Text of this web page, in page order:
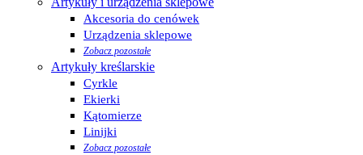
Akcesoria do cenówek
Urządzenia sklepowe
Zobacz pozostałe
Artykuły kreślarskie
Cyrkle
Ekierki
Kątomierze
Linijki
Zobacz pozostałe